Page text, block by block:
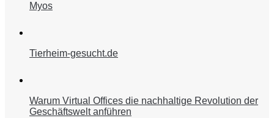
Myos
Tierheim-gesucht.de
Warum Virtual Offices die nachhaltige Revolution der
Geschäftswelt anführen